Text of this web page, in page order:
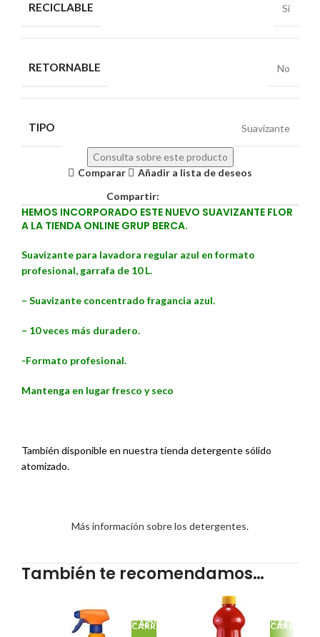
RECICLABLE Sí
RETORNABLE No
TIPO Suavizante
Consulta sobre este producto
Comparar
Añadir a lista de deseos
Compartir:
HEMOS INCORPORADO ESTE NUEVO SUAVIZANTE FLOR
A LA TIENDA ONLINE GRUP BERCA.
Suavizante para lavadora regular azul en formato
profesional, garrafa de 10 L.
– Suavizante concentrado fragancia azul.
– 10 veces más duradero.
-Formato profesional.
Mantenga en lugar fresco y seco
También disponible en nuestra tienda detergente sólido
atomizado.
Más información sobre los detergentes.
También te recomendamos…
AÑADE
AL
CARRITO
AÑADE
AL
CARRITO